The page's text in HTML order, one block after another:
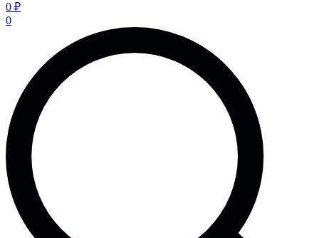
0 ₽
0